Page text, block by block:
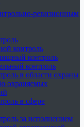
ревизионным
контроль
контроль
контроль
в области охраны
охраняемых
в сфере
за исполнением